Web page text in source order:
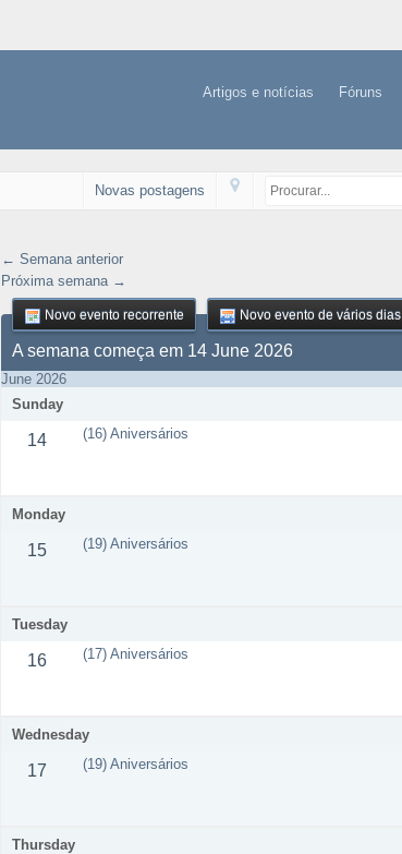
Artigos e notícias Fóruns
Novas postagens
← Semana anterior
Próxima semana →
Novo evento de vários dias
Novo evento recorrente
A semana começa em 14 June 2026
June 2026
Sunday
14 (16) Aniversários
Monday
15 (19) Aniversários
Tuesday
16 (17) Aniversários
Wednesday
17 (19) Aniversários
Thursday